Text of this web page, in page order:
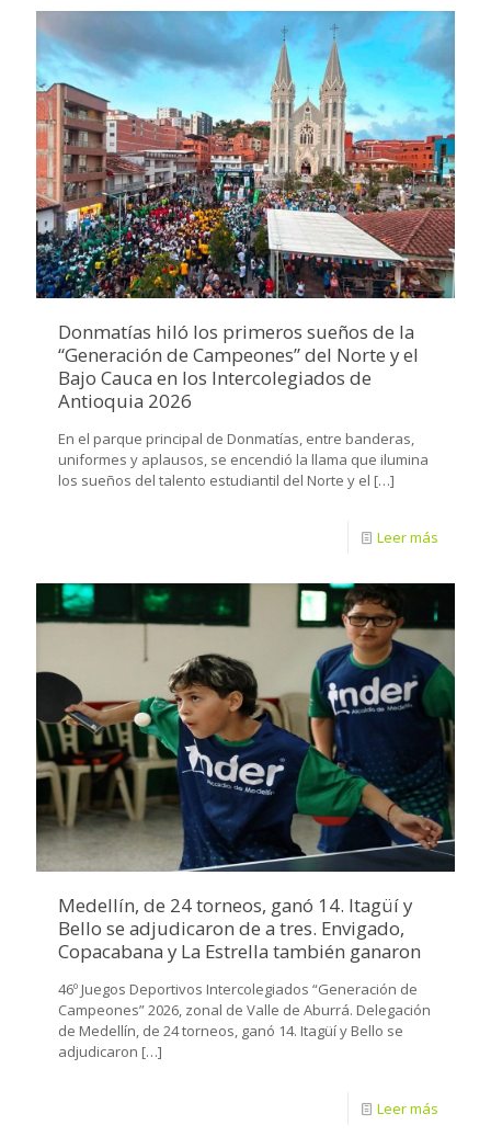
Donmatías hiló los primeros sueños de la
“Generación de Campeones” del Norte y el
Bajo Cauca en los Intercolegiados de
Antioquia 2026
En el parque principal de Donmatías, entre banderas,
uniformes y aplausos, se encendió la llama que ilumina
los sueños del talento estudiantil del Norte y el […]
Leer más
Medellín, de 24 torneos, ganó 14. Itagüí y
Bello se adjudicaron de a tres. Envigado,
Copacabana y La Estrella también ganaron
46º Juegos Deportivos Intercolegiados “Generación de
Campeones” 2026, zonal de Valle de Aburrá. Delegación
de Medellín, de 24 torneos, ganó 14. Itagüí y Bello se
adjudicaron […]
Leer más